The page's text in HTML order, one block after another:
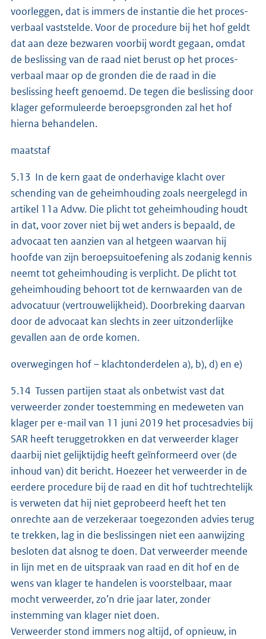
voorleggen, dat is immers de instantie die het proces-
verbaal vaststelde. Voor de procedure bij het hof geldt
dat aan deze bezwaren voorbij wordt gegaan, omdat
de beslissing van de raad niet berust op het proces-
verbaal maar op de gronden die de raad in die
beslissing heeft genoemd. De tegen die beslissing door
klager geformuleerde beroepsgronden zal het hof
hierna behandelen.
maatstaf
5.13 In de kern gaat de onderhavige klacht over
schending van de geheimhouding zoals neergelegd in
artikel 11a Advw. Die plicht tot geheimhouding houdt
in dat, voor zover niet bij wet anders is bepaald, de
advocaat ten aanzien van al hetgeen waarvan hij
hoofde van zijn beroepsuitoefening als zodanig kennis
neemt tot geheimhouding is verplicht. De plicht tot
geheimhouding behoort tot de kernwaarden van de
advocatuur (vertrouwelijkheid). Doorbreking daarvan
door de advocaat kan slechts in zeer uitzonderlijke
gevallen aan de orde komen.
overwegingen hof – klachtonderdelen a), b), d) en e)
5.14 Tussen partijen staat als onbetwist vast dat
verweerder zonder toestemming en medeweten van
klager per e-mail van 11 juni 2019 het procesadvies bij
SAR heeft teruggetrokken en dat verweerder klager
daarbij niet gelijktijdig heeft geïnformeerd over (de
inhoud van) dit bericht. Hoezeer het verweerder in de
eerdere procedure bij de raad en dit hof tuchtrechtelijk
is verweten dat hij niet geprobeerd heeft het ten
onrechte aan de verzekeraar toegezonden advies terug
te trekken, lag in die beslissingen niet een aanwijzing
besloten dat alsnog te doen. Dat verweerder meende
in lijn met en de uitspraak van raad en dit hof en de
wens van klager te handelen is voorstelbaar, maar
mocht verweerder, zo’n drie jaar later, zonder
instemming van klager niet doen.
Verweerder stond immers nog altijd, of opnieuw, in